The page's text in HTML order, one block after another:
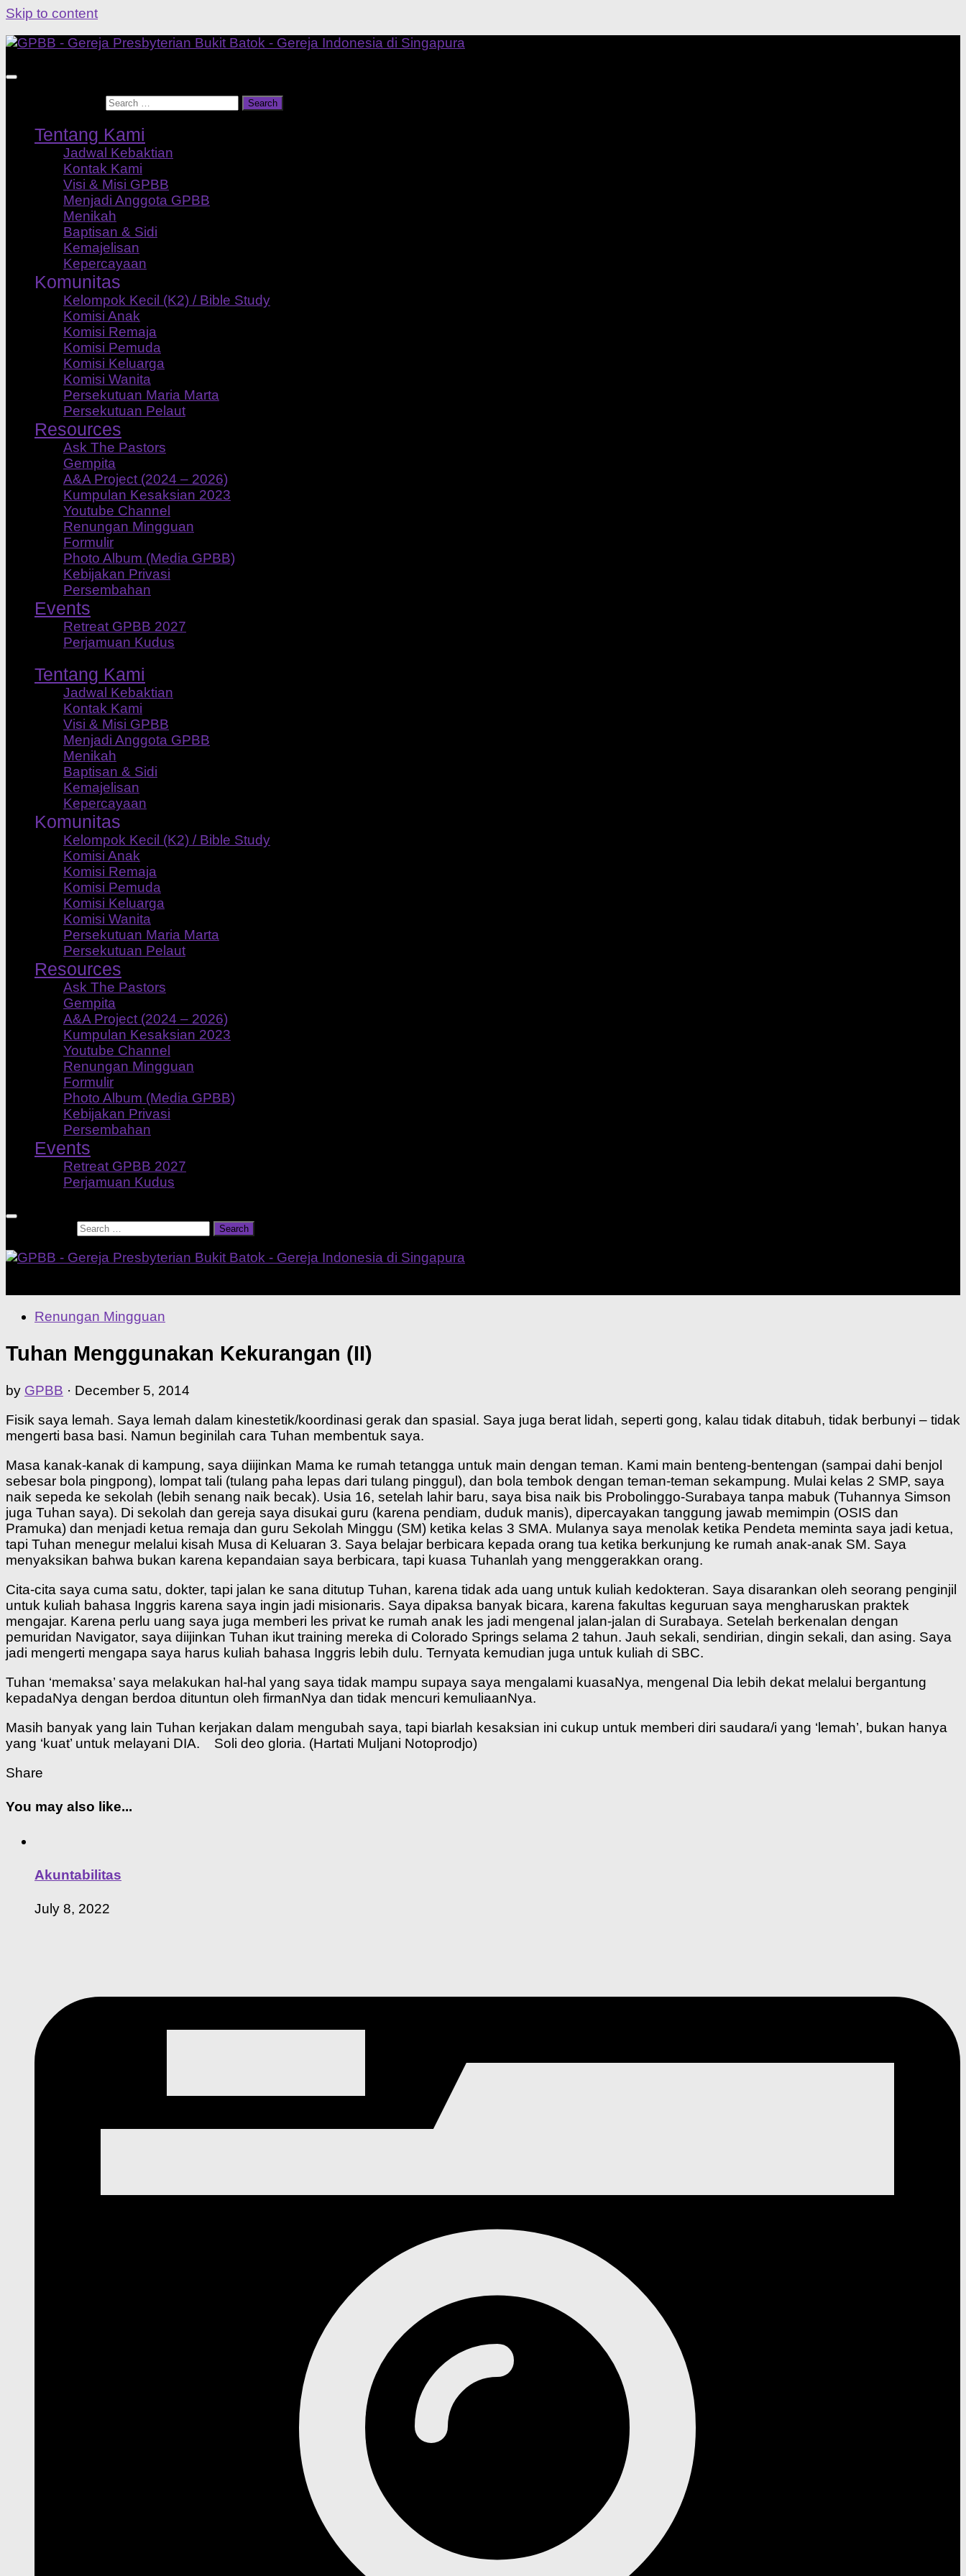
Skip to content
Tentang Kami
Jadwal Kebaktian
Kontak Kami
Visi & Misi GPBB
Menjadi Anggota GPBB
Menikah
Baptisan & Sidi
Kemajelisan
Kepercayaan
Komunitas
Kelompok Kecil (K2) / Bible Study
Komisi Anak
Komisi Remaja
Komisi Pemuda
Komisi Keluarga
Komisi Wanita
Persekutuan Maria Marta
Persekutuan Pelaut
Resources
Ask The Pastors
Gempita
A&A Project (2024 – 2026)
Kumpulan Kesaksian 2023
Youtube Channel
Renungan Mingguan
Formulir
Photo Album (Media GPBB)
Kebijakan Privasi
Persembahan
Events
Retreat GPBB 2027
Perjamuan Kudus
Tentang Kami
Jadwal Kebaktian
Kontak Kami
Visi & Misi GPBB
Menjadi Anggota GPBB
Menikah
Baptisan & Sidi
Kemajelisan
Kepercayaan
Komunitas
Kelompok Kecil (K2) / Bible Study
Komisi Anak
Komisi Remaja
Komisi Pemuda
Komisi Keluarga
Komisi Wanita
Persekutuan Maria Marta
Persekutuan Pelaut
Resources
Ask The Pastors
Gempita
A&A Project (2024 – 2026)
Kumpulan Kesaksian 2023
Youtube Channel
Renungan Mingguan
Formulir
Photo Album (Media GPBB)
Kebijakan Privasi
Persembahan
Events
Retreat GPBB 2027
Perjamuan Kudus
Renungan Mingguan
Tuhan Menggunakan Kekurangan (II)
by GPBB · December 5, 2014
Fisik saya lemah. Saya lemah dalam kinestetik/koordinasi gerak dan spasial. Saya juga berat lidah, seperti gong, kalau tidak ditabuh, tidak berbunyi – tidak
mengerti basa basi. Namun beginilah cara Tuhan membentuk saya.
Masa kanak-kanak di kampung, saya diijinkan Mama ke rumah tetangga untuk main dengan teman. Kami main benteng-bentengan (sampai dahi benjol
sebesar bola pingpong), lompat tali (tulang paha lepas dari tulang pinggul), dan bola tembok dengan teman-teman sekampung. Mulai kelas 2 SMP, saya
naik sepeda ke sekolah (lebih senang naik becak). Usia 16, setelah lahir baru, saya bisa naik bis Probolinggo-Surabaya tanpa mabuk (Tuhannya Simson
juga Tuhan saya). Di sekolah dan gereja saya disukai guru (karena pendiam, duduk manis), dipercayakan tanggung jawab memimpin (OSIS dan
Pramuka) dan menjadi ketua remaja dan guru Sekolah Minggu (SM) ketika kelas 3 SMA. Mulanya saya menolak ketika Pendeta meminta saya jadi ketua,
tapi Tuhan menegur melalui kisah Musa di Keluaran 3. Saya belajar berbicara kepada orang tua ketika berkunjung ke rumah anak-anak SM. Saya
menyaksikan bahwa bukan karena kepandaian saya berbicara, tapi kuasa Tuhanlah yang menggerakkan orang.
Cita-cita saya cuma satu, dokter, tapi jalan ke sana ditutup Tuhan, karena tidak ada uang untuk kuliah kedokteran. Saya disarankan oleh seorang penginjil
untuk kuliah bahasa Inggris karena saya ingin jadi misionaris. Saya dipaksa banyak bicara, karena fakultas keguruan saya mengharuskan praktek
mengajar. Karena perlu uang saya juga memberi les privat ke rumah anak les jadi mengenal jalan-jalan di Surabaya. Setelah berkenalan dengan
pemuridan Navigator, saya diijinkan Tuhan ikut training mereka di Colorado Springs selama 2 tahun. Jauh sekali, sendirian, dingin sekali, dan asing. Saya
jadi mengerti mengapa saya harus kuliah bahasa Inggris lebih dulu. Ternyata kemudian juga untuk kuliah di SBC.
Tuhan ‘memaksa’ saya melakukan hal-hal yang saya tidak mampu supaya saya mengalami kuasaNya, mengenal Dia lebih dekat melalui bergantung
kepadaNya dengan berdoa dituntun oleh firmanNya dan tidak mencuri kemuliaanNya.
Masih banyak yang lain Tuhan kerjakan dalam mengubah saya, tapi biarlah kesaksian ini cukup untuk memberi diri saudara/i yang ‘lemah’, bukan hanya
yang ‘kuat’ untuk melayani DIA. Soli deo gloria. (Hartati Muljani Notoprodjo)
Share
You may also like...
Akuntabilitas
July 8, 2022